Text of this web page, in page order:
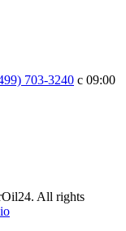
703-3240 с 09:00
All rights